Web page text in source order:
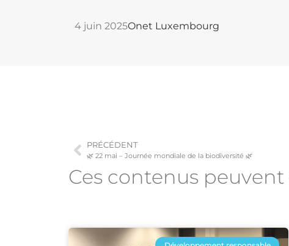
4 juin 2025Onet Luxembourg
PRÉCÉDENT
🌿 22 mai – Journée mondiale de la biodiversité 🌿
Ces contenus peuvent